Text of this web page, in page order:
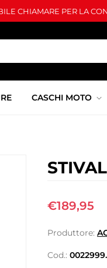
CHIAMARE PER LA
CASCHI MOTO
€189,95
Produttore:
Cod.: